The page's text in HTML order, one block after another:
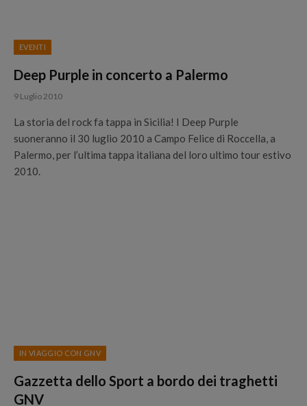
EVENTI
Deep Purple in concerto a Palermo
9 Luglio 2010
La storia del rock fa tappa in Sicilia! I Deep Purple
suoneranno il 30 luglio 2010 a Campo Felice di Roccella, a
Palermo, per l’ultima tappa italiana del loro ultimo tour estivo
2010.
IN VIAGGIO CON GNV
Gazzetta dello Sport a bordo dei traghetti
GNV